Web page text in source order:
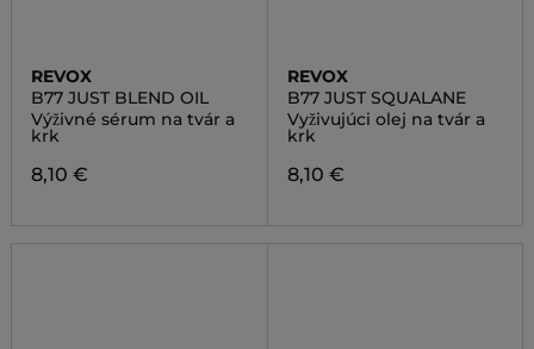
REVOX
B77 JUST BLEND OIL
Výživné sérum na tvár a
krk
8,10 €
REVOX
B77 JUST SQUALANE
Vyživujúci olej na tvár a
krk
8,10 €